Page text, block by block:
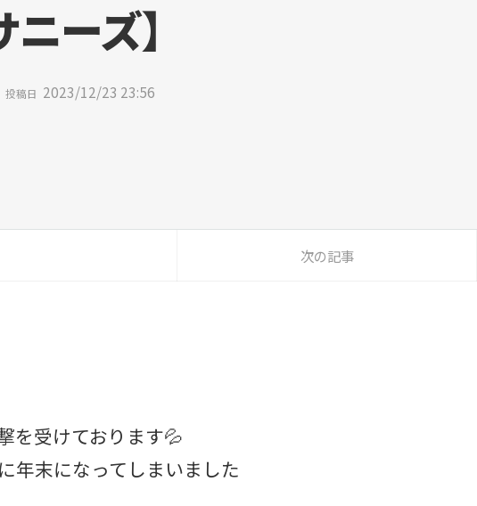
ニーズ】
投稿日 2023/12/23 23:56
次の記事
を受けております💦
年末になってしまいました